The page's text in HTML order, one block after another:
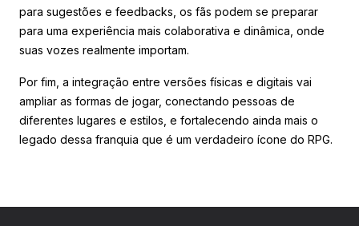
para sugestões e feedbacks, os fãs podem se preparar
para uma experiência mais colaborativa e dinâmica, onde
suas vozes realmente importam.
Por fim, a integração entre versões físicas e digitais vai
ampliar as formas de jogar, conectando pessoas de
diferentes lugares e estilos, e fortalecendo ainda mais o
legado dessa franquia que é um verdadeiro ícone do RPG.